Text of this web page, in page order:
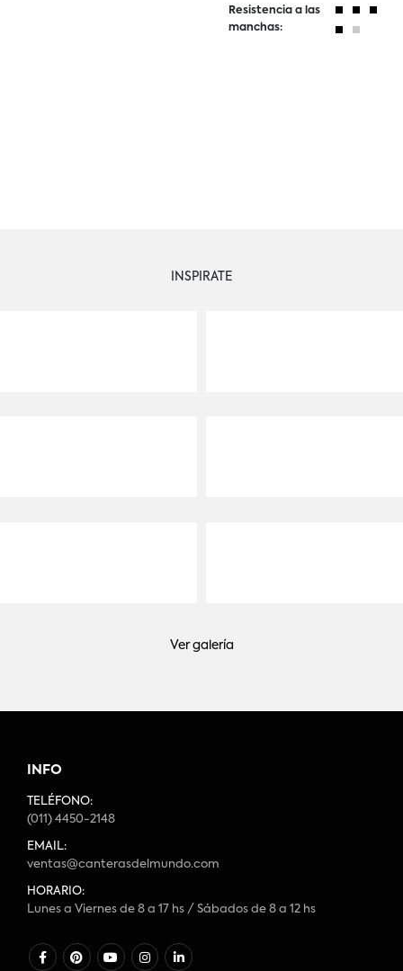
Resistencia a las
manchas:
INSPIRATE
Ver galería
INFO
TELÉFONO:
(011) 4450-2148
EMAIL:
ventas@canterasdelmundo.com
HORARIO:
Lunes a Viernes de 8 a 17 hs / Sábados de 8 a 12 hs